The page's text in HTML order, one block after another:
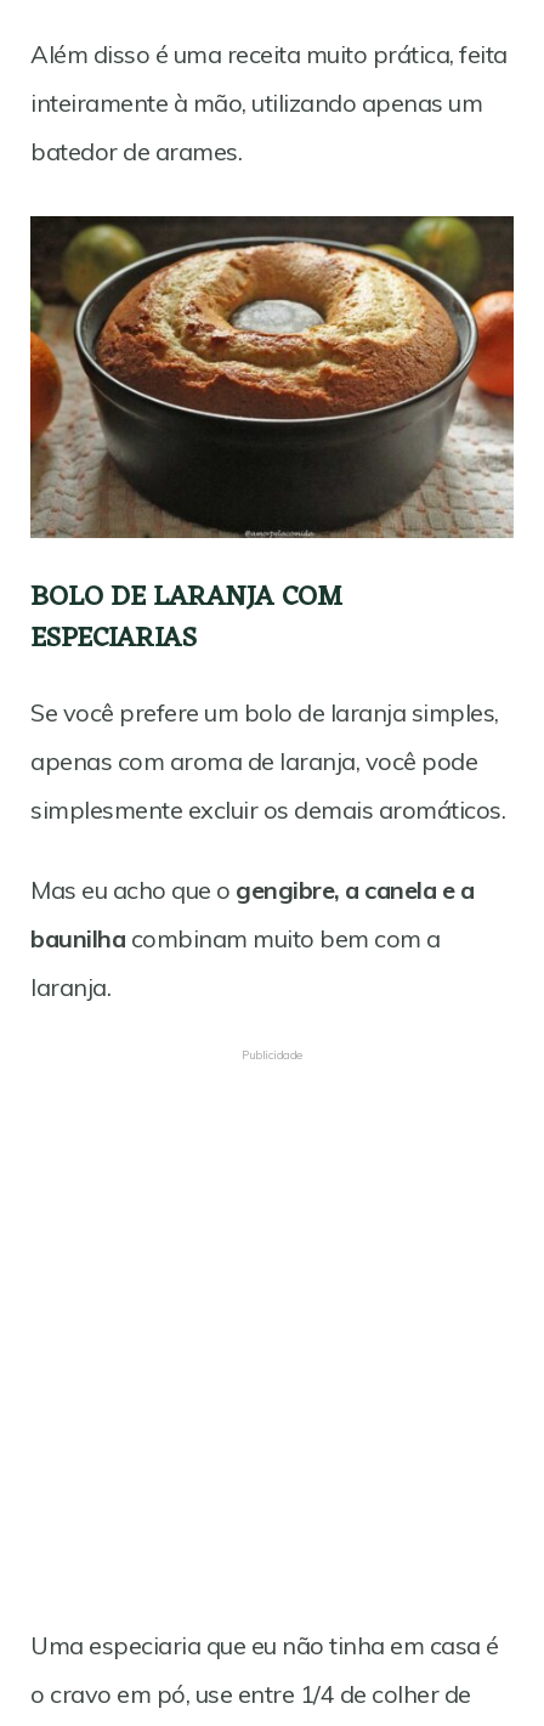
Além disso é uma receita muito prática, feita
inteiramente à mão, utilizando apenas um
batedor de arames.
BOLO DE LARANJA COM
ESPECIARIAS
Se você prefere um bolo de laranja simples,
apenas com aroma de laranja, você pode
simplesmente excluir os demais aromáticos.
Mas eu acho que o gengibre, a canela e a
baunilha combinam muito bem com a
laranja.
Publicidade
Uma especiaria que eu não tinha em casa é
o cravo em pó, use entre 1/4 de colher de